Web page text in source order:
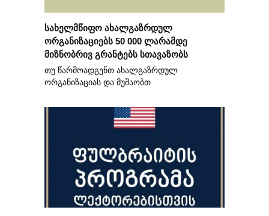
სახელმწიფო ახალგაზრდულ
ორგანიზაციებს 50 000 ლარამდე
მიზნობრივ გრანტებს სთავაზობს
თუ წარმოადგენთ ახალგაზრდულ
ორგანიზაციას და მუშაობთ